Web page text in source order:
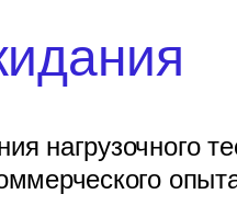
нагрузочного